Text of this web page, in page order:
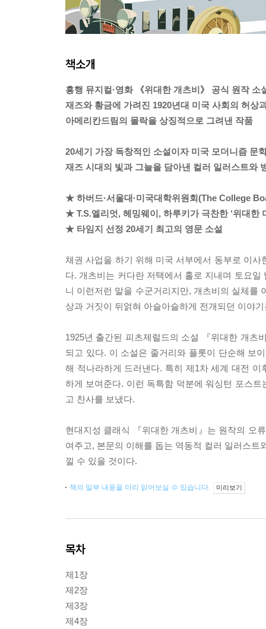
책소개
흥행 뮤지컬·영화 《위대한 개츠비》 공식 원작 소
재즈와 황금에 가려진 1920년대 미국 사회의 허상
아메리칸드림의 몰락을 상징적으로 그려낸 작품
20세기 가장 독창적인 소설이자 미국 모더니즘 문
재즈 시대의 빛과 그늘을 담아낸 컬러 일러스트와
★ 하버드·서울대·미국대학위원회(The College
★ T.S.엘리엇, 헤밍웨이, 하루키가 극찬한 ‘위대한
★ 타임지 선정 20세기 최고의 영문 소설
채권 사업을 하기 위해 미국 서부에서 동부로 이
다. 개츠비는 커다란 저택에서 홀로 지내며 토요
니 이런저런 말을 수군거리지만, 개츠비의 실체를
상과 거짓이 뒤얽혀 아슬아슬하게 전개되던 이야
1925년 출간된 피츠제럴드의 소설 『위대한 개츠
되고 있다. 이 소설은 줄거리와 플롯이 단순해 보
해 적나라하게 드러낸다. 특히 제1차 세계 대전
하게 보여준다. 이런 독특함 덕분에 워싱턴 포스
고 찬사를 보냈다.
현대지성 클래식 『위대한 개츠비』는 원작의 오
여주고, 본문의 이해를 돕는 역동적 컬러 일러스
낄 수 있을 것이다.
책의 일부 내용을 미리 읽어보실 수 있습니다. 미리보기
목차
제1장
제2장
제3장
제4장